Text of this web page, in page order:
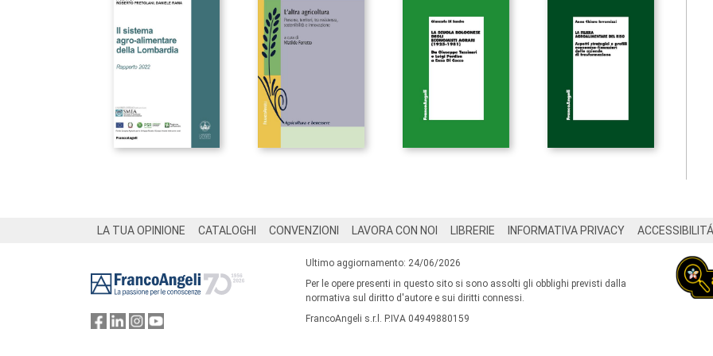
LA TUA OPINIONE CATALOGHI CONVENZIONI LAVORA CON NOI LIBRERIE INFORMATIVA PRIVACY ACCESSIBILITÁ
Ultimo aggiornamento: 24/06/2026
Per le opere presenti in questo sito si sono assolti gli obblighi previsti dalla
normativa sul diritto d'autore e sui diritti connessi.
FrancoAngeli s.r.l. P.IVA 04949880159